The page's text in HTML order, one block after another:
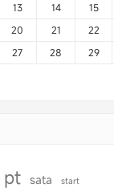
13 14 15
20 21 22
27 28 29
pt sata start